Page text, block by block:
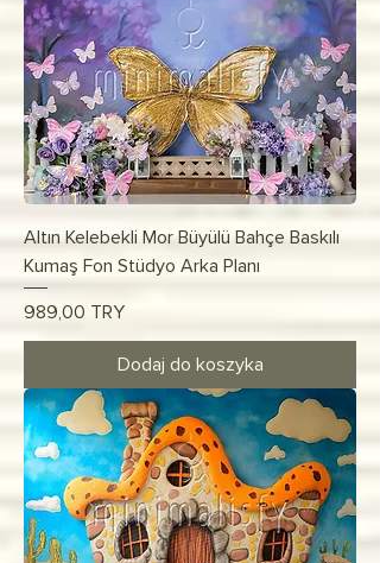
Altın Kelebekli Mor Büyülü Bahçe Baskılı
Kumaş Fon Stüdyo Arka Planı
Cena
989,00 TRY
Dodaj do koszyka